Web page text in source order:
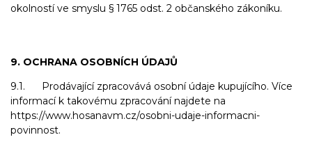
okolností ve smyslu § 1765 odst. 2 občanského zákoníku.
9. OCHRANA OSOBNÍCH ÚDAJŮ
9.1. Prodávající zpracovává osobní údaje kupujícího. Více
informací k takovému zpracování najdete na
https://www.hosanavm.cz/osobni-udaje-informacni-
povinnost.